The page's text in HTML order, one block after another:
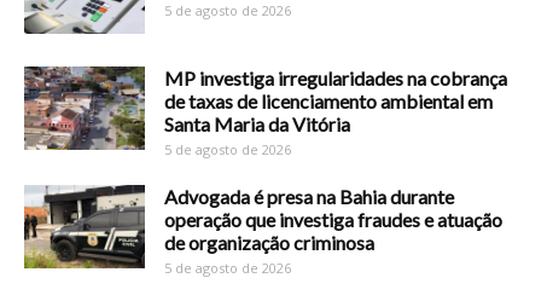
5 de agosto de 2026
MP investiga irregularidades na cobrança
de taxas de licenciamento ambiental em
Santa Maria da Vitória
5 de agosto de 2026
Advogada é presa na Bahia durante
operação que investiga fraudes e atuação
de organização criminosa
5 de agosto de 2026